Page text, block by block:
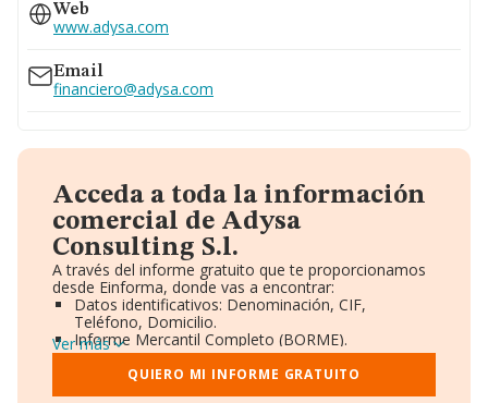
Web
www.adysa.com
Email
financiero@adysa.com
Acceda a toda la información
comercial de Adysa
Consulting S.l.
A través del informe gratuito que te proporcionamos
desde Einforma, donde vas a encontrar:
Datos identificativos: Denominación, CIF,
Teléfono, Domicilio.
Informe Mercantil Completo (BORME).
Gráficos de Evolución Ventas y Empleados.
Consejo de Administración y Administradores.
Directivos y Ejecutivos.
Ver más
QUIERO MI INFORME GRATUITO